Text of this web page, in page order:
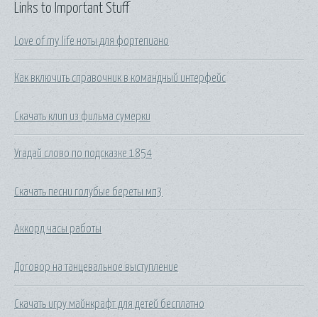
Links to Important Stuff
Love of my life ноты для фортепиано
Как включить справочник в командный интерфейс
Скачать клип из фильма сумерки
Угадай слово по подсказке 1854
Скачать песни голубые береты мп3
Аккорд часы работы
Договор на танцевальное выступление
Скачать игру майнкрафт для детей бесплатно